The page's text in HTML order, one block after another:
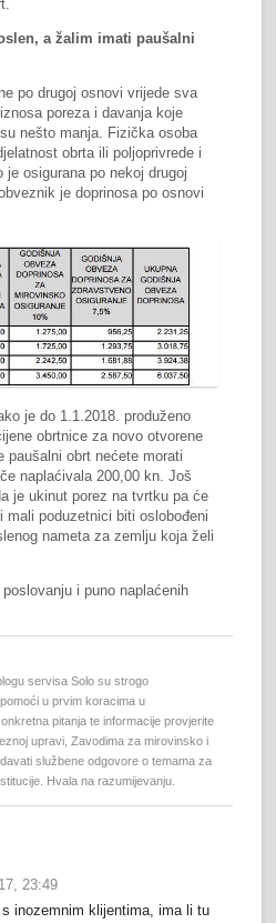
a žalim imati paušalni
po drugoj osnovi vrijede sva
poreza i davanja koje
nešto manja. Fizička osoba
obrta ili poljoprivrede i
osigurana po nekoj drugoj
je doprinosa po osnovi
je do 1.1.2018. produženo
obrtnice za novo otvorene
paušalni obrt nećete morati
naplaćivala 200,00 kn. Još
je ukinut porez na tvrtku pa će
mali poduzetnici biti oslobođeni
nameta za zemlju koja želi
i puno naplaćenih
servisa Solo su strogo
u prvim koracima u
pitanja te informacije provjerite
upravi, Zavodima za mirovinsko i
službene odgovore o temama za
Hvala na razumijevanju.
23:49
inozemnim klijentima, ima li tu